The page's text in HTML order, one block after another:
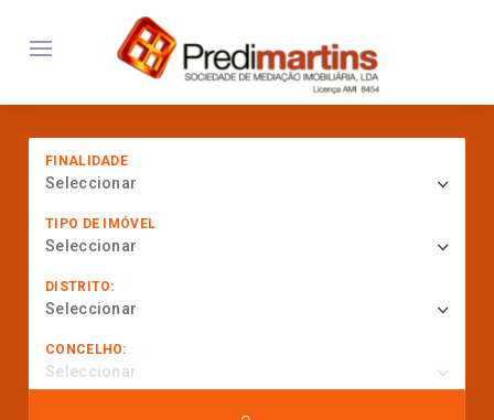
FINALIDADE
Seleccionar
TIPO DE IMÓVEL
Seleccionar
DISTRITO:
Seleccionar
CONCELHO:
Seleccionar